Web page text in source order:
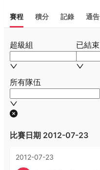
賽程 積分 記錄 通告
超級組 已結束
所有隊伍
比賽日期 2012-07-23
2012-07-23